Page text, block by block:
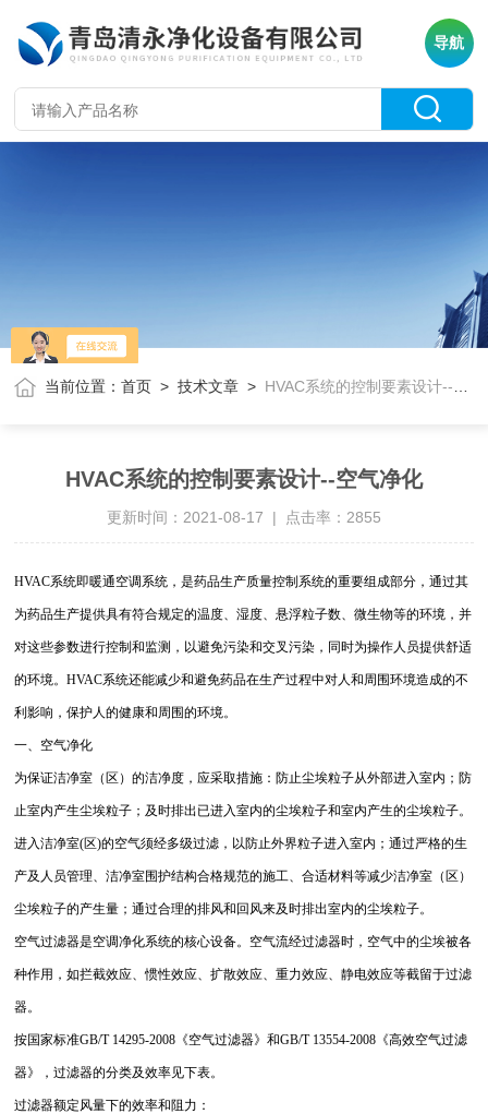
导航
当前位置：首页 >技术文章 > HVAC系统的控制要素设计--空气净化
HVAC系统的控制要素设计--空气净化
更新时间：2021-08-17 | 点击率：2855
HVAC系统即暖通空调系统，是药品生产质量控制系统的重要组成部分，通过其
为药品生产提供具有符合规定的温度、湿度、悬浮粒子数、微生物等的环境，并
对这些参数进行控制和监测，以避免污染和交叉污染，同时为操作人员提供舒适
的环境。HVAC系统还能减少和避免药品在生产过程中对人和周围环境造成的不
利影响，保护人的健康和周围的环境。
一、空气净化
为保证洁净室（区）的洁净度，应采取措施：防止尘埃粒子从外部进入室内；防
止室内产生尘埃粒子；及时排出已进入室内的尘埃粒子和室内产生的尘埃粒子。
进入洁净室(区)的空气须经多级过滤，以防止外界粒子进入室内；通过严格的生
产及人员管理、洁净室围护结构合格规范的施工、合适材料等减少洁净室（区）
尘埃粒子的产生量；通过合理的排风和回风来及时排出室内的尘埃粒子。
空气过滤器是空调净化系统的核心设备。空气流经过滤器时，空气中的尘埃被各
种作用，如拦截效应、惯性效应、扩散效应、重力效应、静电效应等截留于过滤
器。
按国家标准GB/T 14295-2008《空气过滤器》和GB/T 13554-2008《高效空气过滤
器》，过滤器的分类及效率见下表。
过滤器额定风量下的效率和阻力：